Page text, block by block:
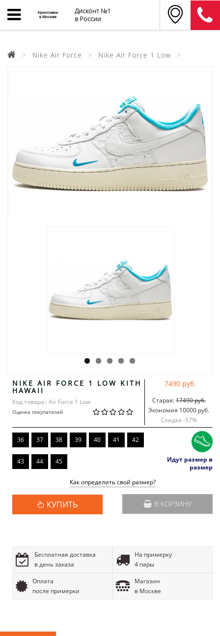
Дисконт №1
в России
Nike Air Force Nike Air Force 1 Low
NIKE AIR FORCE 1 LOW KITH
HAWAII
Код товара:: Air Force 1 Low
Оценка покупателей
7490 руб.
Старая:17490 руб.
Экономия 10000 руб.
Скидка -57%
36 37 38 39 40 41 42
43 44 45
Идут размер в
размер
Как определить свой размер?
КУПИТЬ В КОРЗИНУ
Бесплатная доставка
в день заказа
На примерку
4 пары
Оплата
после примерки
Магазин
в Москве